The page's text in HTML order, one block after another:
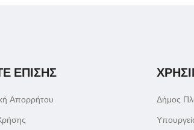
ΕΠΙΣΗΣ
Απορρήτου
Δήμος